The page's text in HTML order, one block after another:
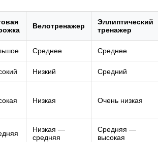
Велотренажер
Эллиптический
тренажер
Среднее Среднее
Низкий Средний
Низкая Очень низкая
Низкая —
средняя
Средняя —
высокая